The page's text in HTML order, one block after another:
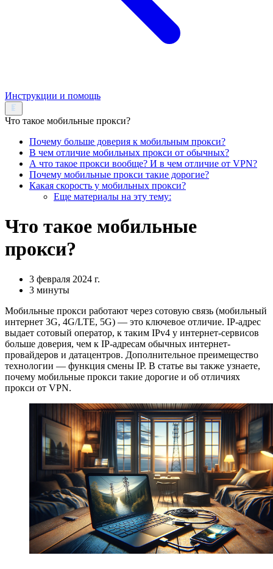
Инструкции и помощь
Что такое мобильные прокси?
Почему больше доверия к мобильным прокси?
В чем отличие мобильных прокси от обычных?
А что такое прокси вообще? И в чем отличие от VPN?
Почему мобильные прокси такие дорогие?
Какая скорость у мобильных прокси?
Еще материалы на эту тему:
Что такое мобильные
прокси?
3 февраля 2024 г.
3 минуты
Мобильные прокси работают через сотовую связь (мобильный
интернет 3G, 4G/LTE, 5G) — это ключевое отличие. IP-адрес
выдает сотовый оператор, к таким IPv4 у интернет-сервисов
больше доверия, чем к IP-адресам обычных интернет-
провайдеров и датацентров. Дополнительное преимещество
технологии — функция смены IP. В статье вы также узнаете,
почему мобильные прокси такие дорогие и об отличиях
прокси от VPN.